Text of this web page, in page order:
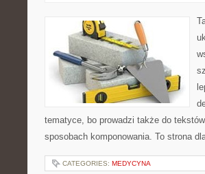
tematyce, bo prowadzi także do
sposobach komponowania. To strona
CATEGORIES: MEDYCYNA